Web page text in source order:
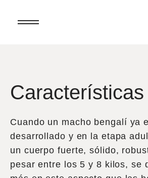
Características
Cuando un macho bengalí ya
desarrollado y en la etapa
un cuerpo fuerte, sólido,
pesar entre los 5 y 8 kilos, se